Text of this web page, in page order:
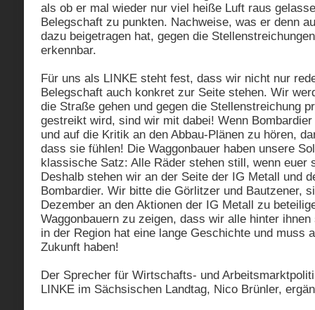
als ob er mal wieder nur viel heiße Luft raus
Belegschaft zu punkten. Nachweise, was er denn
dazu beigetragen hat, gegen die
erkennbar.
Für uns als LINKE steht fest, dass wir nicht nur
Belegschaft auch konkret zur Seite stehen. Wir
die Straße gehen und gegen die Stellenstreichung
gestreikt wird, sind wir mit dabei! Wenn
und auf die Kritik an den Abbau-Plänen zu hören,
dass sie fühlen! Die Waggonbauer haben unsere
klassische Satz: Alle Räder stehen still, wenn euer
Deshalb stehen wir an der Seite der IG Metall und
Bombardier. Wir bitte die Görlitzer und Bautzener,
Dezember an den Aktionen der IG Metall zu
Waggonbauern zu zeigen, dass wir alle hinter
in der Region hat eine lange Geschichte und muss
Zukunft haben!
Der Sprecher für Wirtschafts- und
LINKE im Sächsischen Landtag, Nico Brünler,